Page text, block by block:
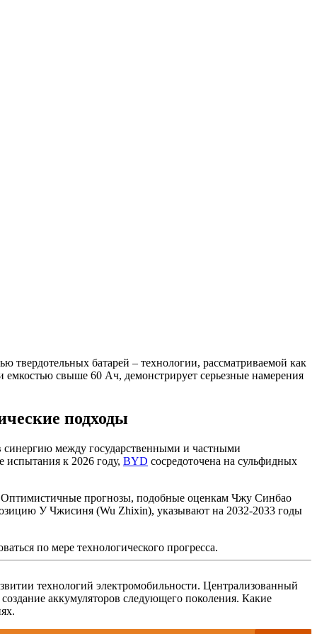
батарей – технологии, рассматриваемой как
свыше 60 Ач, демонстрирует серьезные намерения
подходы
синергию между государственными и частными
к 2026 году, BYD сосредоточена на сульфидных
Оптимистичные прогнозы, подобные оценкам Чжу Синбао
У Чжисиня (Wu Zhixin), указывают на 2032-2033 годы
по мере технологического прогресса.
технологий электромобильности. Централизованный
аккумуляторов следующего поколения. Какие